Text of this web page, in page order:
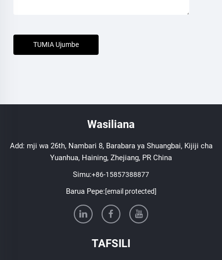
TUMIA Ujumbe
Wasiliana
Add: mji wa 26th, Nambari 8, Barabara ya Shuangbai, Kijiji cha
Yuanhua, Haining, Zhejiang, PR China
Simu:+86-15857388877
Barua Pepe:[email protected]
TAFSILI